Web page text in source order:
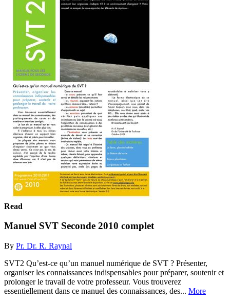
Read
Manuel SVT Seconde 2010 complet
By Pr. Dr. R. Raynal
SVT2 Qu’est-ce qu’un manuel numérique de SVT ? Présenter,
organiser les connaissances indispensables pour préparer, soutenir et
prolonger le travail de votre professeur. Vous trouverez
essentiellement dans ce manuel des connaissances, des... More